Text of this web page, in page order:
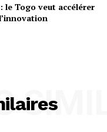
le Togo veut accélérer